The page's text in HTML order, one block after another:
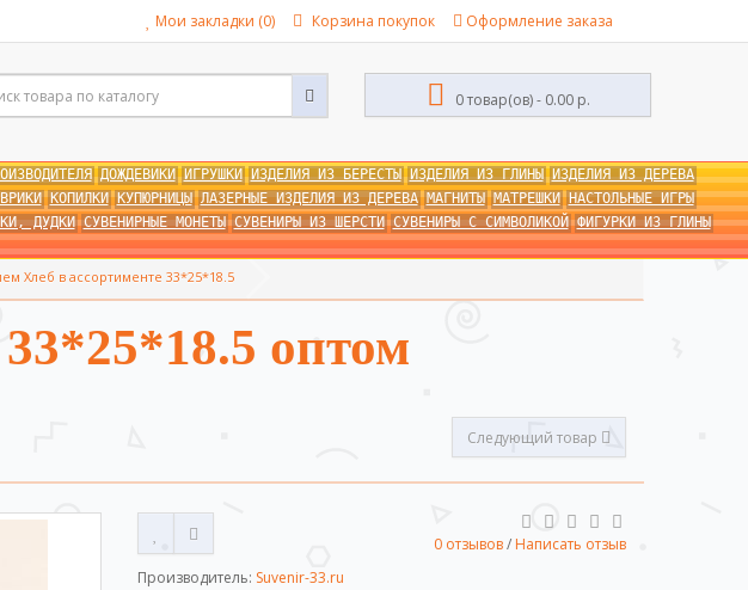
Мои закладки (0) Корзина покупок Оформление заказа
0 товар(ов) - 0.00 р.
ДОЖДЕВИКИ ИГРУШКИ ИЗДЕЛИЯ ИЗ БЕРЕСТЫ ИЗДЕЛИЯ ИЗ ГЛИНЫ
ИЗДЕЛИЯ ИЗ ДЕРЕВА
КОПИЛКИ КУПЮРНИЦЫ ЛАЗЕРНЫЕ ИЗДЕЛИЯ ИЗ ДЕРЕВА МАГНИТЫ МАТРЕШКИ НАСТОЛЬНЫЕ ИГРЫ
ДУДКИ СУВЕНИРНЫЕ МОНЕТЫ СУВЕНИРЫ ИЗ ШЕРСТИ СУВЕНИРЫ С СИМВОЛИКОЙ ФИГУРКИ ИЗ ГЛИНЫ
Хлеб в ассортименте 33*25*18.5
оптом
Следующий товар
0 отзывов/ Написать отзыв
Производитель: Suvenir-33.ru